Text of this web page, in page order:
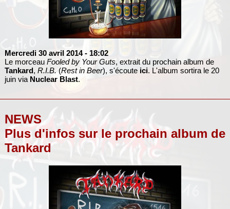
Mercredi 30 avril 2014 - 18:02
Le morceau Fooled by Your Guts, extrait du prochain album de
Tankard, R.I.B. (Rest in Beer), s'écoute ici. L'album sortira le 20
juin via Nuclear Blast.
NEWS
Plus d'infos sur le prochain album de
Tankard